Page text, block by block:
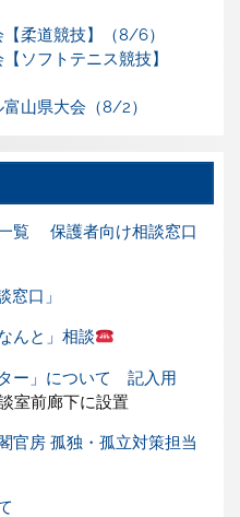
柔道競技】（8/6）
ソフトテニス競技】
山県大会（8/2）
覧
保護者向け相談窓口
窓口」
んと」相談
ー」について
記入用
室前廊下に設置
官房 孤独・孤立対策担当